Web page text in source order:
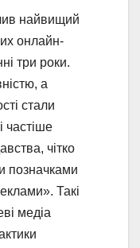
найвищий
онлайн-
три роки.
а
стали
частіше
чітко
позначками
Такі
медіа